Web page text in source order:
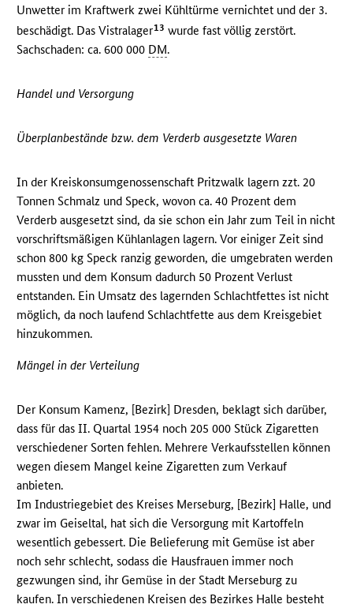
Unwetter im Kraftwerk zwei Kühltürme vernichtet und der 3.
beschädigt. Das Vistralager13 wurde fast völlig zerstört.
Sachschaden: ca. 600 000 DM.
Handel und Versorgung
Überplanbestände bzw. dem Verderb ausgesetzte Waren
In der Kreiskonsumgenossenschaft Pritzwalk lagern zzt. 20
Tonnen Schmalz und Speck, wovon ca. 40 Prozent dem
Verderb ausgesetzt sind, da sie schon ein Jahr zum Teil in nicht
vorschriftsmäßigen Kühlanlagen lagern. Vor einiger Zeit sind
schon 800 kg Speck ranzig geworden, die umgebraten werden
mussten und dem Konsum dadurch 50 Prozent Verlust
entstanden. Ein Umsatz des lagernden Schlachtfettes ist nicht
möglich, da noch laufend Schlachtfette aus dem Kreisgebiet
hinzukommen.
Mängel in der Verteilung
Der Konsum Kamenz, [Bezirk] Dresden, beklagt sich darüber,
dass für das II. Quartal 1954 noch 205 000 Stück Zigaretten
verschiedener Sorten fehlen. Mehrere Verkaufsstellen können
wegen diesem Mangel keine Zigaretten zum Verkauf
anbieten.
Im Industriegebiet des Kreises Merseburg, [Bezirk] Halle, und
zwar im Geiseltal, hat sich die Versorgung mit Kartoffeln
wesentlich gebessert. Die Belieferung mit Gemüse ist aber
noch sehr schlecht, sodass die Hausfrauen immer noch
gezwungen sind, ihr Gemüse in der Stadt Merseburg zu
kaufen. In verschiedenen Kreisen des Bezirkes Halle besteht